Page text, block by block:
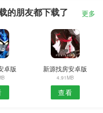
的朋友都下载了 更多
卓版 新源找房安卓版
4.91MB
查看